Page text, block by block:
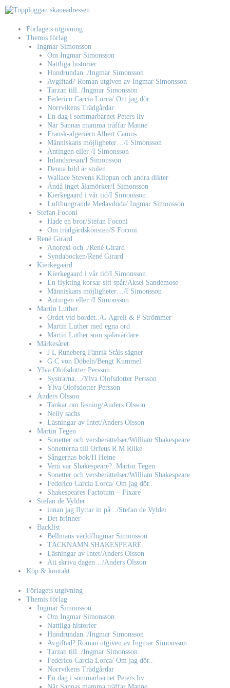
Hoppa
till
Förlagets utgivning
Themis förlag
Ingmar Simonsson
Om Ingmar Simonsson
Nattliga historier
Hundrundan../Ingmar Simonsson
Avgiftad? Roman utgiven av Ingmar Simonsson
Tarzan till../Ingmar Simonsson
Federico Carcia Lorca/ Om jag dör..
Norrvikens Trädgårdar
En dag i sommarbarnet Peters liv
När Sannas mamma träffar Manne
Fransk-algeriern Albert Camus
Människans möjligheter…/I Simonsson
Antingen eller /I Simonsson
Inlandsresan/I Simonsson
Denna bild är stulen
Wallace Stevens Klippan och andra dikter
Ändå inget ålamörker/I Simonsson
Kierkegaard i vår tid/I Simonsson
Lufthungrande Medavdöda/ Ingmar Simonsson
Stefan Foconi
Hade en bror/Stefan Foconi
Om trädgårdskonsten/S Foconi
René Girard
Anorexi och../René Girard
Syndabocken/René Girard
Kierkegaard
Kierkegaard i vår tid/I Simonsson
En flykting korsar sitt spår/Aksel Sandemose
Människans möjligheter…/I Simonsson
Antingen eller /I Simonsson
Martin Luther
Ordet vid bordet../G Agrell & P Strömmer
Martin Luther med egna ord
Martin Luther som själavårdare
Märkesåret
J L Runeberg Fänrik Ståls sägner
G C von Döbeln/Bengt Kummel
Ylva Olofsdotter Persson
Systrarna…/Ylva Olofsdotter Persson
Ylva Olofsdotter Persson
Anders Olsson
Tankar om läsning/Anders Olsson
Nelly sachs
Läsningar av Intet/Anders Olsson
Martin Tegen
Sonetter och versberättelser/William Shakespeare
Sonetterna till Orfeus R M Rilke
Sångernas bok/H Heine
Vem var Shakespeare?..Martin Tegen
Sonetter och versberättelser/William Shakespeare
Federico Carcia Lorca/ Om jag dör..
Shakespeares Factotum – Fixare
Stefan de Vylder
innan jag flyttar in på ../Stefan de Vylder
Det brinner
Backlist
Bellmans värld/Ingmar Simonsson
TÄCKNAMN SHAKESPEARE
Läsningar av Intet/Anders Olsson
Att skriva dagen…/Anders Olsson
Köp & kontakt
Förlagets utgivning
Themis förlag
Ingmar Simonsson
Om Ingmar Simonsson
Nattliga historier
Hundrundan../Ingmar Simonsson
Avgiftad? Roman utgiven av Ingmar Simonsson
Tarzan till../Ingmar Simonsson
Federico Carcia Lorca/ Om jag dör..
Norrvikens Trädgårdar
En dag i sommarbarnet Peters liv